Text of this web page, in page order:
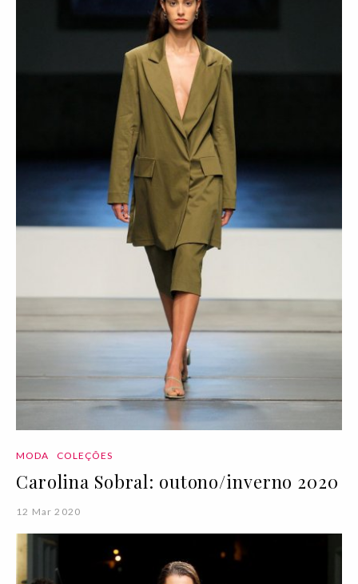
MODA COLEÇÕES
Carolina Sobral: outono/inverno 2020
12 Mar 2020